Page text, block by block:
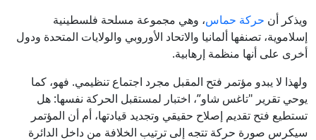
ويذكر أن حركة حماس، وهي مجموعة مسلحة فلسطينية
إسلاموية، تصنفها ألمانيا والاتحاد الأوروبي والولايات المتحدة ودول
أخرى على أنها منظمة إرهابية.
ولهذا لا يبدو مؤتمر فتح المقبل مجرد اجتماع تنظيمي. فهو، كما
يوحي تقرير "تاغس شاو”، اختبار لمستقبل الحركة نفسها: هل
تستطيع فتح تقديم إصلاح حقيقي وتجديد قيادتها، أم أن المؤتمر
سيكرس صورة حركة تتجه إلى ترتيب الخلافة من داخل الدائرة